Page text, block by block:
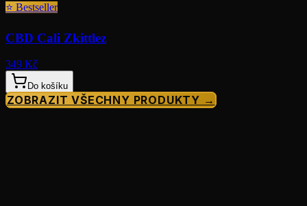
⭐ Bestseller
CBD Cali Zkittlez
349 Kč
Do košíku
ZOBRAZIT VŠECHNY PRODUKTY →